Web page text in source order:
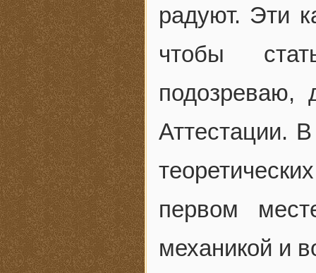
радуют. Эти
чтобы
Аттестации.
первом
механикой и